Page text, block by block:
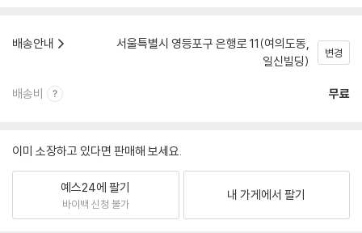
배송안내
서울특별시 영등포구 은행로 11(여의도동,
일신빌딩)
변경
배송비 무료
이미 소장하고 있다면 판매해 보세요.
예스24에 팔기
바이백 신청 불가
내 가게에서 팔기